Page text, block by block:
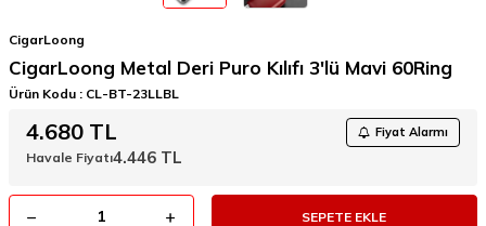
CigarLoong
CigarLoong Metal Deri Puro Kılıfı 3'lü Mavi 60Ring
Ürün Kodu : CL-BT-23LLBL
4.680 TL Fiyat Alarmı
Havale Fiyatı4.446 TL
SEPETE EKLE